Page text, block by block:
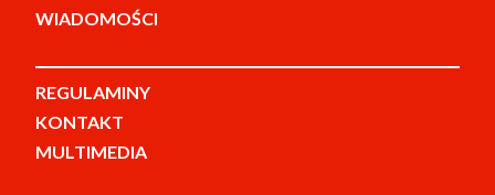
WIADOMOŚCI
REGULAMINY
KONTAKT
MULTIMEDIA